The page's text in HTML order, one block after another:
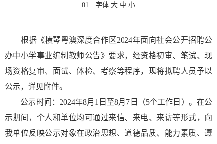
01
字体 大 中 小
根据《横琴粤澳深度合作区2024年面向社会公开招聘公
办中小学事业编制教师公告》要求，经资格初审、笔试、现
场资格复审、面试、体检、考察等程序，现将拟聘人员予以
公示，详见附件。
公示时间：2024年8月1日至8月7日（5个工作日）。在公
示期间，个人和单位均可通过来信、来电、来访等形式，向
我单位反映公示对象在政治思想、道德品质、能力素质、遵